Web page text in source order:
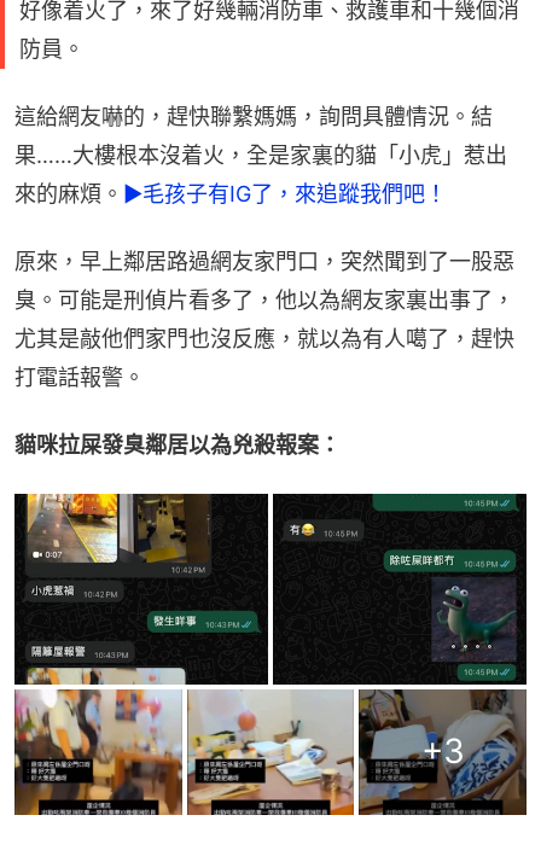
好像着火了，來了好幾輛消防車、救護車和十幾個消
防員。
這給網友嚇的，趕快聯繫媽媽，詢問具體情況。結
果……大樓根本沒着火，全是家裏的貓「小虎」惹出
來的麻煩。 ►毛孩子有IG了，來追蹤我們吧！
原來，早上鄰居路過網友家門口，突然聞到了一股惡
臭。可能是刑偵片看多了，他以為網友家裏出事了，
尤其是敲他們家門也沒反應，就以為有人噶了，趕快
打電話報警。
貓咪拉屎發臭鄰居以為兇殺報案：
+3